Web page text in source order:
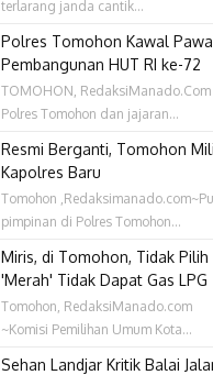
terlarang janda cantik...
Polres Tomohon Kawal
Pembangunan HUT RI ke-72
TOMOHON,
Polres Tomohon dan jajaran...
Resmi Berganti, Tomohon
Kapolres Baru
Tomohon
pimpinan di Polres Tomohon...
Miris, di Tomohon, Tidak Pilih
'Merah' Tidak Dapat Gas LPG
Tomohon, RedaksiManado.com
~Komisi Pemilihan Umum Kota...
Sehan Landjar Kritik Balai